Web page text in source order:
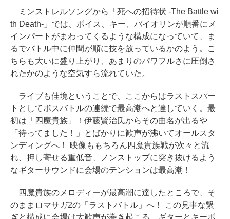
ミンストレルソングから「死への招待状 -The Battle wi
th Death-」では、ボイス、キー、バイオリンが順番にメ
インパートがまわってくるような構成になっていて、ま
るでバトル中に仲間が順に技を放っているかのよう。こ
ちらも大いに盛り上がり、あまりのパワフルさに圧倒さ
れたかのような空気すら流れていた。
ライブも佳境ということで、ここからはラストスパー
トとしてボスバトルの連続で最高潮へと達していく。最
初は「四魔貴族」！伊藤賢治氏からその曲名が出るや
「待ってました！」とばかりに歓声が沸いてオールスタ
ンディングへ！ 映像ももちろん四魔貴族戦が次々と流
れ、押し寄せる重低音、ノンストップに突き抜けるよう
なギターサウンドに会場のテンションは最高潮！
四魔貴族のメロディーが最高潮に達したところで、そ
のままロマサガ2の「ラストバトル」へ！ この見事な繋